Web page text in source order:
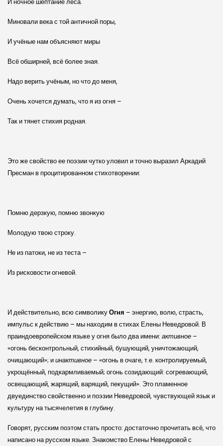
Миновали века с той античной поры,
И учёные нам объясняют миры
Всё обширней, всё более зная.
Надо верить учёным, но что до меня,
Очень хочется думать, что я из огня –
Так и тянет стихия родная.
Это же свойство ее поэзии чутко уловил и точно выразил Аркадий
Пресман в процитированном стихотворении:
Помню дерзкую, помню звонкую
Молодую твою строку.
Не из патоки, не из теста –
Из рисковости огневой.
И действительно, всю символикуОгня – энергию, волю, страсть,
импульс к действию – мы находим в стихах Елены Неведровой. В
праиндоевропейском языке у огня было два имени: активное –
«огонь бесконтрольный, стихийный, бушующий, уничтожающий,
очищающий»; иинактивное – «огонь в очаге, т.е. контролируемый,
укрощённый, подкармливаемый; огонь созидающий: согревающий,
освещающий, жарящий, варящий, пекущий». Это пламенное
двуединство свойственно и поэзии Неведровой, чувствующей язык и
культуру на тысячелетия в глубину.
Говорят, русским поэтом стать просто: достаточно прочитать всё, что
написано на русском языке. Знакомство Елены Неведровой с